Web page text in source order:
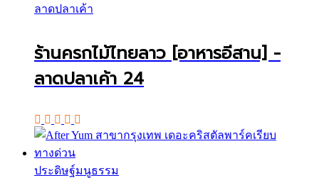
ลาดปลาเค้า
ร้านครกไม้ไทยลาว [อาหารอีสาน] -
ลาดปลาเค้า 24
ประดิษฐ์มนูธรรม